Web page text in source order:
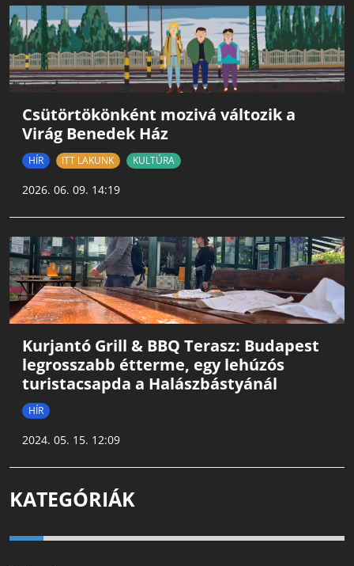
Csütörtökönként mozivá változik a
Virág Benedek Ház
HÍR ITT LAKUNK KULTÚRA
2026. 06. 09. 14:19
Kurjantó Grill & BBQ Terasz: Budapest
legrosszabb étterme, egy lehúzós
turistacsapda a Halászbástyánál
HÍR
2024. 05. 15. 12:09
KATEGÓRIÁK